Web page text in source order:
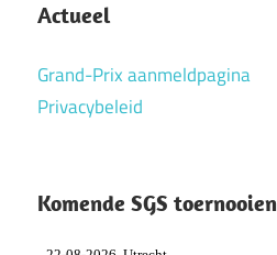
sgs
snelschaakkampioenschap
Actueel
Grand-Prix aanmeldpagina
Privacybeleid
Komende SGS toernooien